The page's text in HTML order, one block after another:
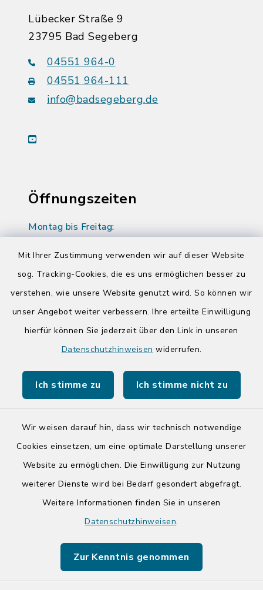
Mit Ihrer Zustimmung verwenden wir auf dieser Website
sog. Tracking-Cookies, die es uns ermöglichen besser zu
verstehen, wie unsere Website genutzt wird. So können wir
unser Angebot weiter verbessern. Ihre erteilte Einwilligung
hierfür können Sie jederzeit über den Link in unseren
Datenschutzhinweisen widerrufen.
Ich stimme zu Ich stimme nicht zu
Wir weisen darauf hin, dass wir technisch notwendige
Cookies einsetzen, um eine optimale Darstellung unserer
Website zu ermöglichen. Die Einwilligung zur Nutzung
weiterer Dienste wird bei Bedarf gesondert abgefragt.
Weitere Informationen finden Sie in unseren
Datenschutzhinweisen.
Zur Kenntnis genommen
Lübecker Straße 9
23795 Bad Segeberg
04551 964-0
04551 964-111
info@badsegeberg.de
youtube
Öffnungszeiten
Montag bis Freitag:
Donnerstag zusätzlich:
14:00-17:00 Uhr
Quicklinks
Tourist-Info der Stadt Bad Segeberg
Barrierefreiheit
Impressum